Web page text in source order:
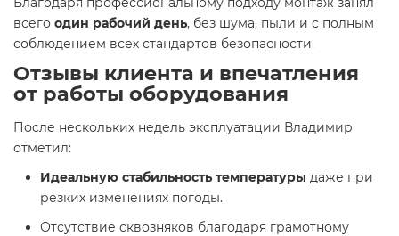
всего один рабочий день, без шума, пыли и с полным
соблюдением всех стандартов безопасности.
Отзывы клиента и впечатления
от работы оборудования
После нескольких недель эксплуатации Владимир
отметил:
Идеальную стабильность температуры даже при
резких изменениях погоды.
Отсутствие сквозняков благодаря грамотному